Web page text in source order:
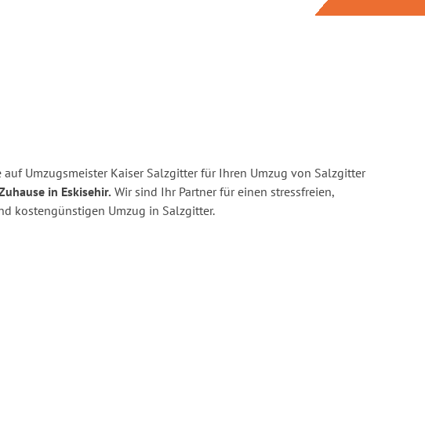
auf Umzugsmeister Kaiser Salzgitter für Ihren Umzug von Salzgitter
in Eskisehir. Wir sind Ihr Partner für einen stressfreien,
kostengünstigen Umzug in Salzgitter.